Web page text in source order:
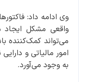
وی ادامه داد:
واقعی مشکل
می‌تواند کمک‌کننده
امور مالیاتی و
به وجود می‌آورد.